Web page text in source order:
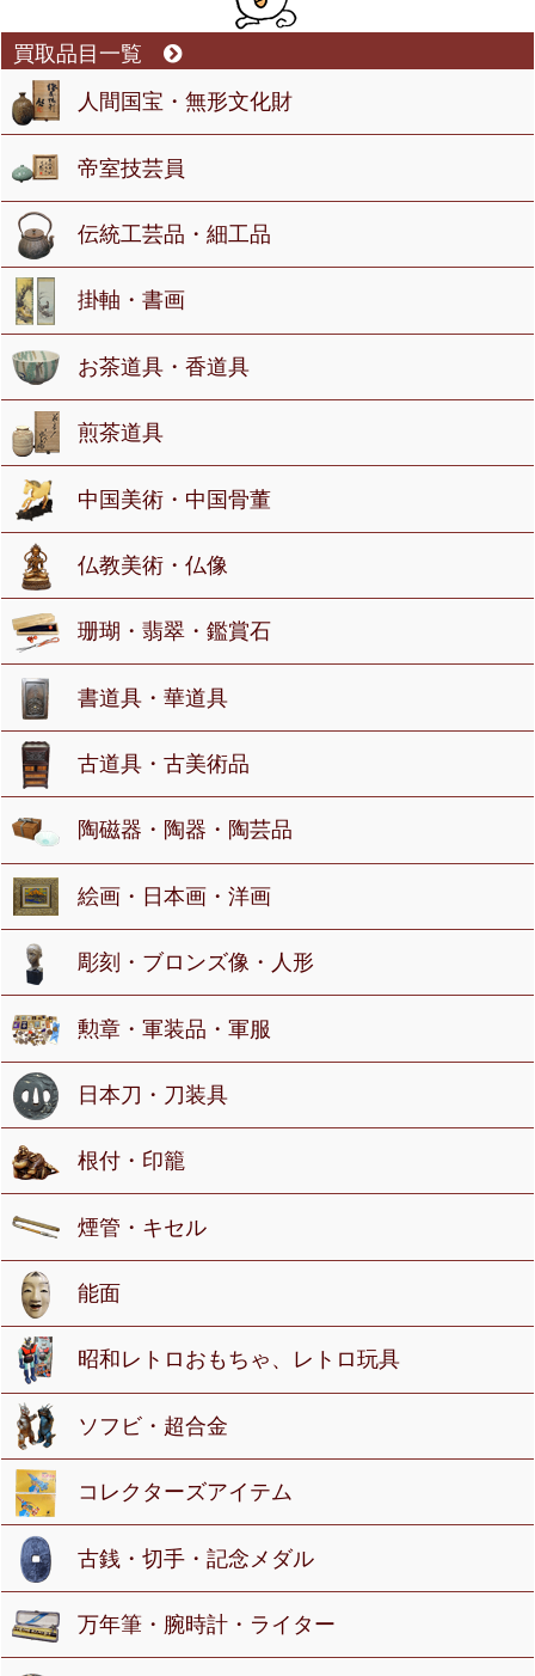
買取品目一覧
人間国宝・無形文化財
帝室技芸員
伝統工芸品・細工品
掛軸・書画
お茶道具・香道具
煎茶道具
中国美術・中国骨董
仏教美術・仏像
珊瑚・翡翠・鑑賞石
書道具・華道具
古道具・古美術品
陶磁器・陶器・陶芸品
絵画・日本画・洋画
彫刻・ブロンズ像・人形
勲章・軍装品・軍服
日本刀・刀装具
根付・印籠
煙管・キセル
能面
昭和レトロおもちゃ、レトロ玩具
ソフビ・超合金
コレクターズアイテム
古銭・切手・記念メダル
万年筆・腕時計・ライター